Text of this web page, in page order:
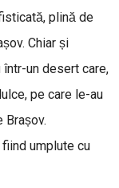
plină de
Chiar și
un desert care,
pe care le-au
Brașov.
umplute cu